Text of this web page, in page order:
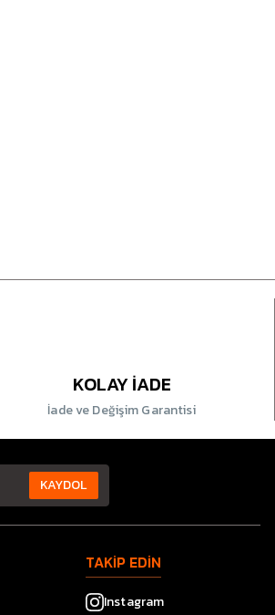
KOLAY İADE
İade ve Değişim Garantisi
KAYDOL
TAKİP EDİN
Instagram